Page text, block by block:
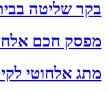
בקר שליטה
מפסק חכם
מתג אלחוטי